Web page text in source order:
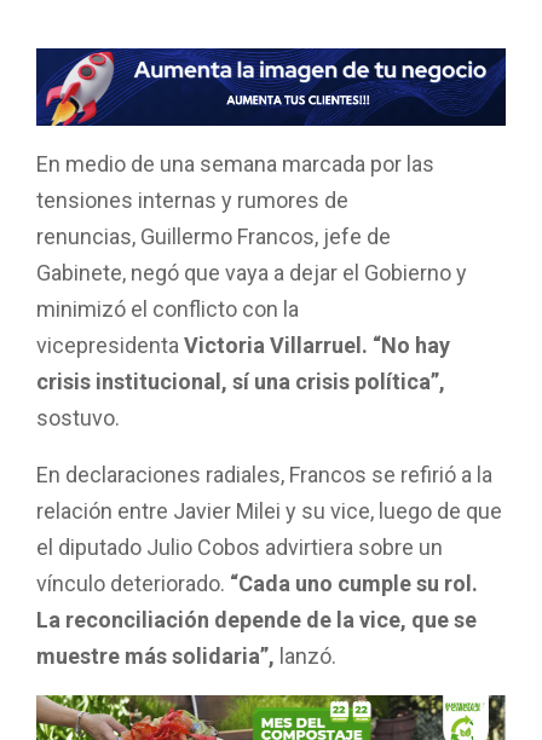
En medio de una semana marcada por las
tensiones internas y rumores de
renuncias, Guillermo Francos, jefe de
Gabinete, negó que vaya a dejar el Gobierno y
minimizó el conflicto con la
vicepresidenta Victoria Villarruel. “No hay
crisis institucional, sí una crisis política”,
sostuvo.
En declaraciones radiales, Francos se refirió a la
relación entre Javier Milei y su vice, luego de que
el diputado Julio Cobos advirtiera sobre un
vínculo deteriorado. “Cada uno cumple su rol.
La reconciliación depende de la vice, que se
muestre más solidaria”, lanzó.